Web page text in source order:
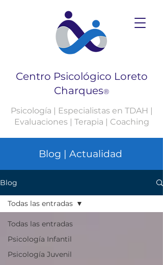
Centro Psicológico Loreto
Charques®
Psicología | Especialistas en TDAH |
Evaluaciones | Terapia | Coaching
Blog | Actualidad
Blog
Todas las entradas
Psicología Infantil
Psicología Juvenil
Todas las entradas